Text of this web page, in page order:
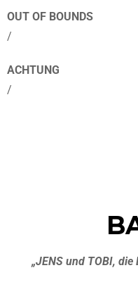
OUT OF BOUNDS
/
ACHTUNG
/
„JENS und TOBI,